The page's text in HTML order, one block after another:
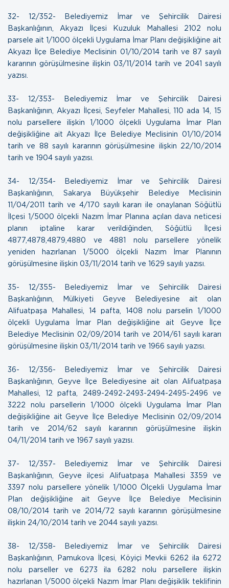
32- 12/352- Belediyemiz İmar ve Şehircilik Dairesi
Başkanlığının, Akyazı İlçesi Kuzuluk Mahallesi 2102 nolu
parsele ait 1/1000 ölçekli Uygulama İmar Planı değişikliğine ait
Akyazı İlçe Belediye Meclisinin 01/10/2014 tarih ve 87 sayılı
kararının görüşülmesine ilişkin 03/11/2014 tarih ve 2041 sayılı
yazısı.
33- 12/353- Belediyemiz İmar ve Şehircilik Dairesi
Başkanlığının, Akyazı İlçesi, Seyfeler Mahallesi, 110 ada 14, 15
nolu parsellere ilişkin 1/1000 ölçekli Uygulama İmar Plan
değişikliğine ait Akyazı İlçe Belediye Meclisinin 01/10/2014
tarih ve 88 sayılı kararının görüşülmesine ilişkin 22/10/2014
tarih ve 1904 sayılı yazısı.
34- 12/354- Belediyemiz İmar ve Şehircilik Dairesi
Başkanlığının, Sakarya Büyükşehir Belediye Meclisinin
11/04/2011 tarih ve 4/170 sayılı kararı ile onaylanan Söğütlü
İlçesi 1/5000 ölçekli Nazım İmar Planına açılan dava neticesi
planın iptaline karar verildiğinden, Söğütlü İlçesi
4877,4878,4879,4880 ve 4881 nolu parsellere yönelik
yeniden hazırlanan 1/5000 ölçekli Nazım İmar Planının
görüşülmesine ilişkin 03/11/2014 tarih ve 1629 sayılı yazısı.
35- 12/355- Belediyemiz İmar ve Şehircilik Dairesi
Başkanlığının, Mülkiyeti Geyve Belediyesine ait olan
Alifuatpaşa Mahallesi, 14 pafta, 1408 nolu parselin 1/1000
ölçekli Uygulama İmar Plan değişikliğine ait Geyve İlçe
Belediye Meclisinin 02/09/2014 tarih ve 2014/61 sayılı kararı
görüşülmesine ilişkin 03/11/2014 tarih ve 1966 sayılı yazısı.
36- 12/356- Belediyemiz İmar ve Şehircilik Dairesi
Başkanlığının, Geyve İlçe Belediyesine ait olan Alifuatpaşa
Mahallesi, 12 pafta, 2489-2492-2493-2494-2495-2496 ve
3222 nolu parsellerin 1/1000 ölçekli Uygulama İmar Plan
değişikliğine ait Geyve İlçe Belediye Meclisinin 02/09/2014
tarih ve 2014/62 sayılı kararının görüşülmesine ilişkin
04/11/2014 tarih ve 1967 sayılı yazısı.
37- 12/357- Belediyemiz İmar ve Şehircilik Dairesi
Başkanlığının, Geyve ilçesi Alifuatpaşa Mahallesi 3359 ve
3397 nolu parsellere yönelik 1/1000 Ölçekli Uygulama İmar
Plan değişikliğine ait Geyve İlçe Belediye Meclisinin
08/10/2014 tarih ve 2014/72 sayılı kararının görüşülmesine
ilişkin 24/10/2014 tarih ve 2044 sayılı yazısı.
38- 12/358- Belediyemiz İmar ve Şehircilik Dairesi
Başkanlığının, Pamukova İlçesi, Köyiçi Mevkii 6262 ila 6272
nolu parseller ve 6273 ila 6282 nolu parsellere ilişkin
hazırlanan 1/5000 ölçekli Nazım İmar Planı değişiklik teklifinin